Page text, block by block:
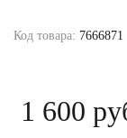
Код товара: 7666871
1 600